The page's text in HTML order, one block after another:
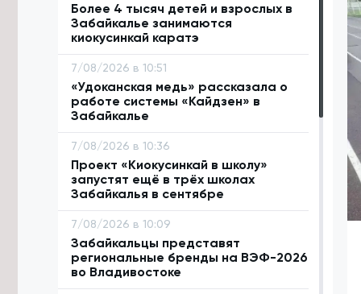
Более 4 тысяч детей и взрослых в
Забайкалье занимаются
киокусинкай каратэ
7/08/2026 в 10:51
«Удоканская медь» рассказала о
работе системы «Кайдзен» в
Забайкалье
7/08/2026 в 10:36
Проект «Киокусинкай в школу»
запустят ещё в трёх школах
Забайкалья в сентябре
7/08/2026 в 10:09
Забайкальцы представят
региональные бренды на ВЭФ-2026
во Владивостоке